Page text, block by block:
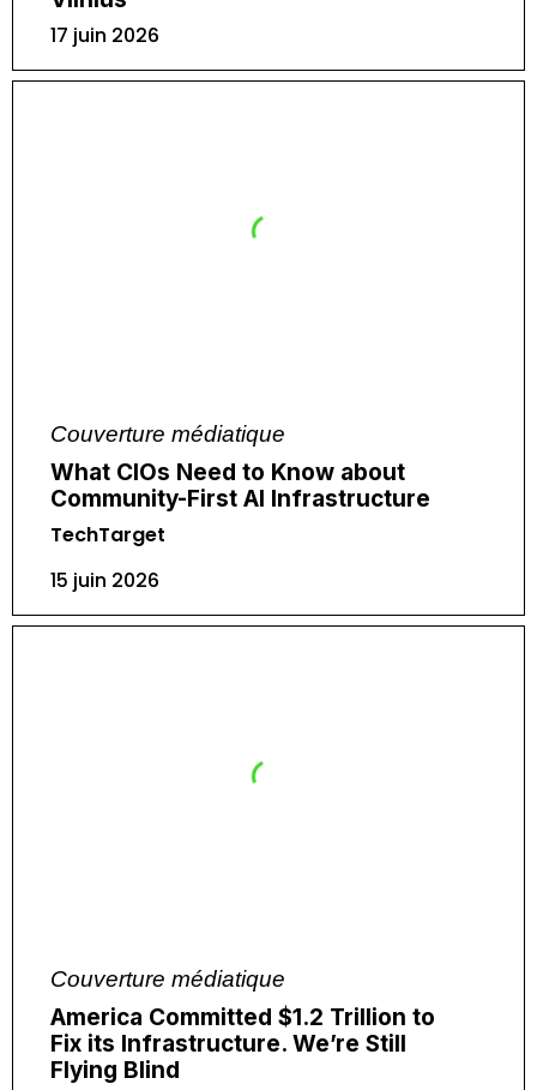
17 juin 2026
Couverture médiatique
What CIOs Need to Know about
Community-First AI Infrastructure
TechTarget
15 juin 2026
Couverture médiatique
America Committed $1.2 Trillion to
Fix its Infrastructure. We’re Still
Flying Blind